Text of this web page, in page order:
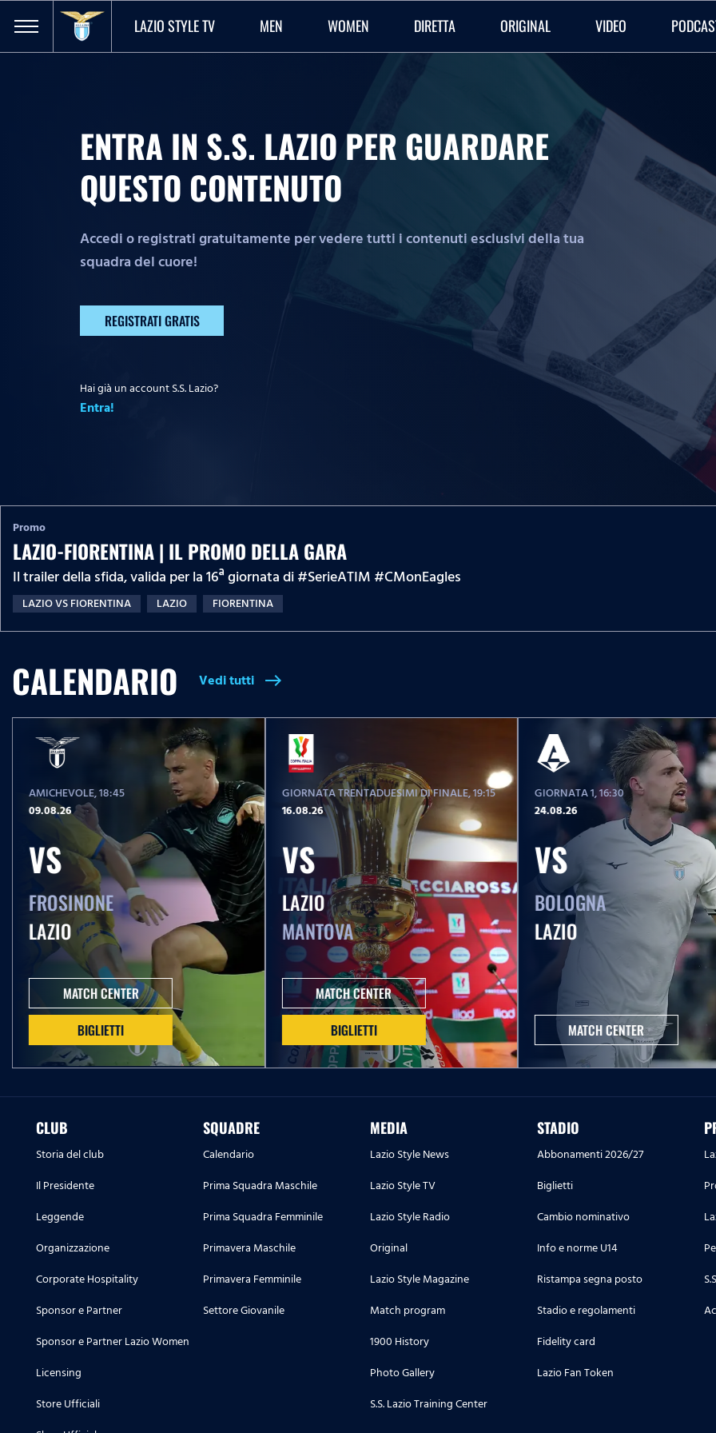
LAZIO STYLE TV MEN WOMEN DIRETTA ORIGINAL VIDEO
ENTRA IN S.S. LAZIO PER GUARDARE
QUESTO CONTENUTO
Accedi o registrati gratuitamente per vedere tutti i contenuti esclusivi della tua
squadra del cuore!
REGISTRATI GRATIS
Hai già un account S.S. Lazio?
Entra!
Promo
LAZIO-FIORENTINA | IL PROMO DELLA GARA
Il trailer della sfida, valida per la 16ª giornata di #SerieATIM #CMonEagles
LAZIO VS FIORENTINA LAZIO FIORENTINA
CALENDARIO Vedi tutti east
AMICHEVOLE, 18:45
09.08.26
VS
FROSINONE
LAZIO
MATCH CENTER
BIGLIETTI
GIORNATA TRENTADUESIMI DI FINALE, 19:15
16.08.26
VS
LAZIO
MANTOVA
MATCH CENTER
BIGLIETTI
GIORNATA 1, 16:30
24.08.26
VS
BOLOGNA
LAZIO
MATCH CENTER
CLUB
Storia del club
Il Presidente
Leggende
Organizzazione
Corporate Hospitality
Sponsor e Partner
Sponsor e Partner Lazio Women
Licensing
Store Ufficiali
SQUADRE
Calendario
Prima Squadra Maschile
Prima Squadra Femminile
Primavera Maschile
Primavera Femminile
Settore Giovanile
MEDIA
Lazio Style News
Lazio Style TV
Lazio Style Radio
Original
Lazio Style Magazine
Match program
1900 History
Photo Gallery
S.S. Lazio Training Center
STADIO
Abbonamenti 2026/27
Biglietti
Cambio nominativo
Info e norme U14
Ristampa segna posto
Stadio e regolamenti
Fidelity card
Lazio Fan Token